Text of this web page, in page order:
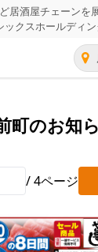
居酒屋チェーンを
ックスホールディン
町のお知
/4ページ